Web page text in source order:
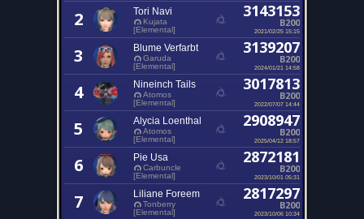
2 Tori Navi
Kujata
[Elemental]
3143153
B200
2021/02/25 15:15
3 Blume Verfarbt
Garuda
[Elemental]
3139207
B200
2024/01/21 14:58
4 Nineinch Tails
Atomos
[Elemental]
3017813
B200
2022/07/07 14:44
5 Alycia Loenthal
Atomos
[Elemental]
2908947
B200
2025/04/12 18:57
6 Pie Usa
Carbuncle
[Elemental]
2872181
B200
2023/10/01 05:31
7 Liliane Foreem
Tonberry
[Elemental]
2817297
B200
2023/10/06 10:34